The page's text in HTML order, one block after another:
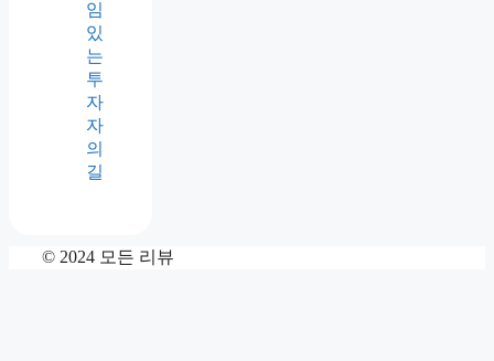
임
있
는
투
자
자
의
길
© 2024 모든 리뷰